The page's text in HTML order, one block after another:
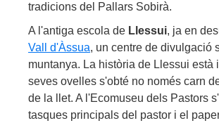
tradicions del Pallars Sobirà.
A l'antiga escola de Llessui, ja en
Vall d'Àssua, un centre de divulgació
muntanya. La història de Llessui
seves ovelles s'obté no només carn
de la llet. A l'Ecomuseu dels Pastors
tasques principals del pastor i el